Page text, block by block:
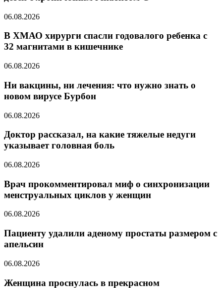
06.08.2026
В ХМАО хирурги спасли годовалого ребенка с
32 магнитами в кишечнике
06.08.2026
Ни вакцины, ни лечения: что нужно знать о
новом вирусе Бурбон
06.08.2026
Доктор рассказал, на какие тяжелые недуги
указывает головная боль
06.08.2026
Врач прокомментировал миф о синхронизации
менструальных циклов у женщин
06.08.2026
Пациенту удалили аденому простаты размером с
апельсин
06.08.2026
Женщина проснулась в прекрасном